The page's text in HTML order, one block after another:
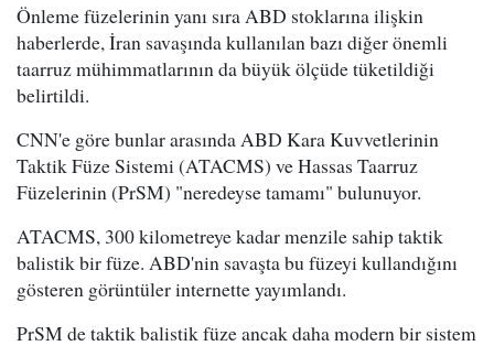
Önleme füzelerinin yanı sıra ABD stoklarına ilişkin
haberlerde, İran savaşında kullanılan bazı diğer önemli
taarruz mühimmatlarının da büyük ölçüde tüketildiği
belirtildi.
CNN'e göre bunlar arasında ABD Kara Kuvvetlerinin
Taktik Füze Sistemi (ATACMS) ve Hassas Taarruz
Füzelerinin (PrSM) "neredeyse tamamı" bulunuyor.
ATACMS, 300 kilometreye kadar menzile sahip taktik
balistik bir füze. ABD'nin savaşta bu füzeyi kullandığını
gösteren görüntüler internette yayımlandı.
PrSM de taktik balistik füze ancak daha modern bir sistem